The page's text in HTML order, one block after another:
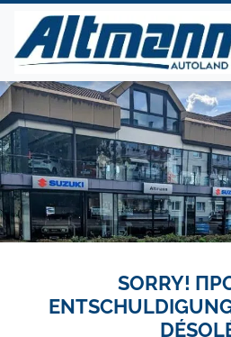
SORRY!